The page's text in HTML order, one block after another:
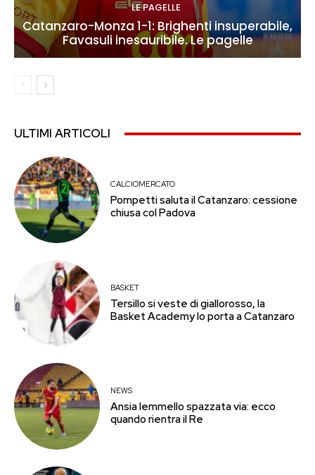
LE PAGELLE
Catanzaro-Monza 1-1: Brighenti insuperabile,
Favasuli inesauribile. Le pagelle
ULTIMI ARTICOLI
CALCIOMERCATO
Pompetti saluta il Catanzaro: cessione
chiusa col Padova
BASKET
Tersillo si veste di giallorosso, la
Basket Academy lo porta a Catanzaro
NEWS
Ansia Iemmello spazzata via: ecco
quando rientra il Re